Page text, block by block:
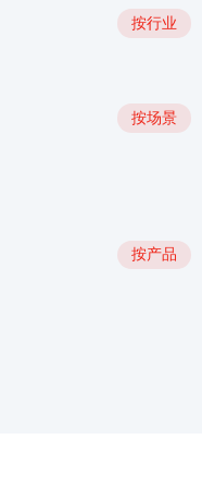
按行业
按场景
按产品